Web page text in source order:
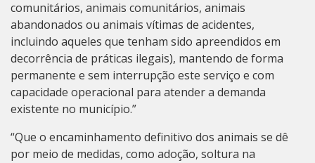
comunitários, animais comunitários, animais
abandonados ou animais vítimas de acidentes,
incluindo aqueles que tenham sido apreendidos em
decorrência de práticas ilegais), mantendo de forma
permanente e sem interrupção este serviço e com
capacidade operacional para atender a demanda
existente no município.”
“Que o encaminhamento definitivo dos animais se dê
por meio de medidas, como adoção, soltura na